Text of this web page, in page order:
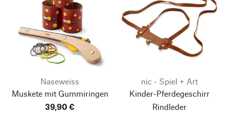
Naseweiss
Muskete mit Gummiringen
39,90 €
nic - Spiel + Art
Kinder-Pferdegeschirr
Rindleder